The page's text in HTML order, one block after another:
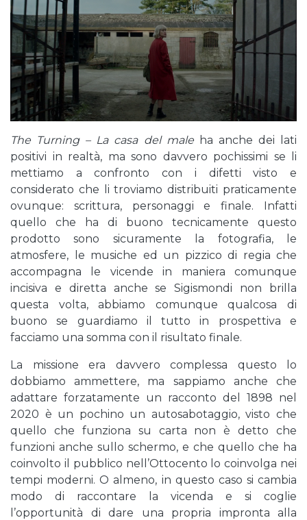
The Turning – La casa del maleha anche dei lati
positivi in realtà, ma sono davvero pochissimi se li
mettiamo a confronto con i difetti visto e
considerato che li troviamo distribuiti praticamente
ovunque: scrittura, personaggi e finale. Infatti
quello che ha di buono tecnicamente questo
prodotto sono sicuramente la fotografia, le
atmosfere, le musiche ed un pizzico di regia che
accompagna le vicende in maniera comunque
incisiva e diretta anche se Sigismondi non brilla
questa volta, abbiamo comunque qualcosa di
buono se guardiamo il tutto in prospettiva e
facciamo una somma con il risultato finale.
La missione era davvero complessa questo lo
dobbiamo ammettere, ma sappiamo anche che
adattare forzatamente un racconto del 1898 nel
2020 è un pochino un autosabotaggio, visto che
quello che funziona su carta non è detto che
funzioni anche sullo schermo, e che quello che ha
coinvolto il pubblico nell’Ottocento lo coinvolga nei
tempi moderni. O almeno, in questo caso si cambia
modo di raccontare la vicenda e si coglie
l’opportunità di dare una propria impronta alla